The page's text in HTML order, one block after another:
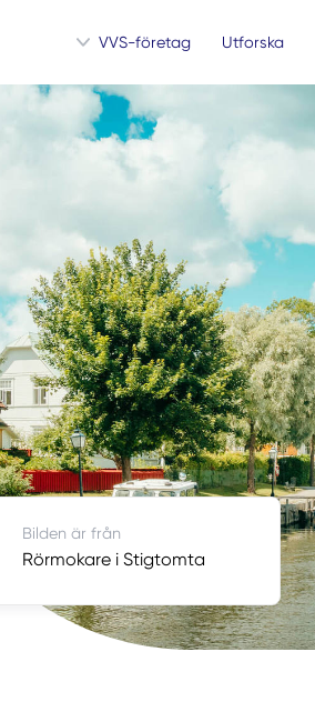
VVS-företag Utforska
Bilden är från
Rörmokare i Stigtomta